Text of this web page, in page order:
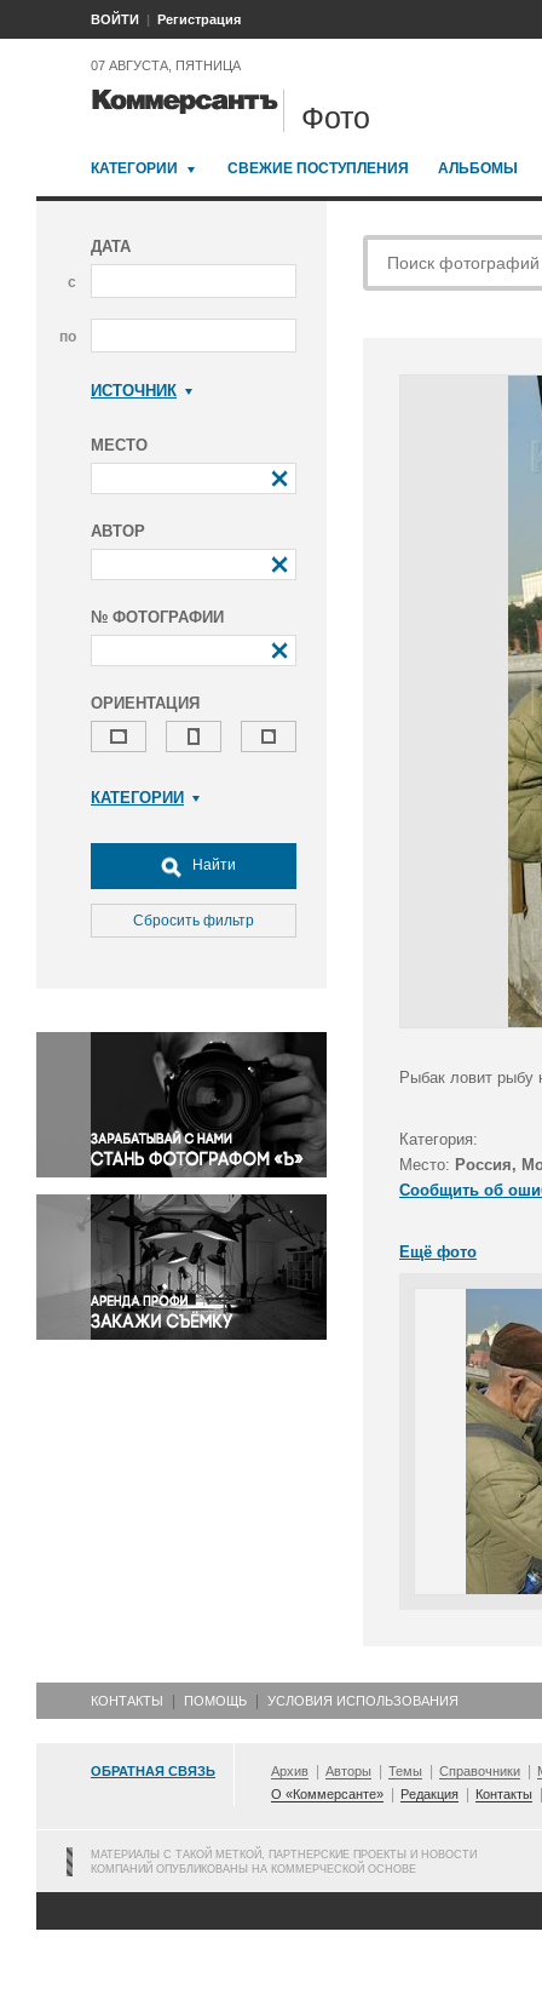
ВОЙТИ Регистрация
07 АВГУСТА, ПЯТНИЦА
Фото
КАТЕГОРИИ СВЕЖИЕ ПОСТУПЛЕНИЯ АЛЬБОМЫ
ДАТА
с
по
ИСТОЧНИК
МЕСТО
АВТОР
№ ФОТОГРАФИИ
ОРИЕНТАЦИЯ
КАТЕГОРИИ
Досуг, туризм и отдых
Культура
Медицина
Окружающая среда
Политика
Правосудие
Происшествия и конфликты
Религия
Светская жизнь
Спорт
Экология
Экономика и бизнес
Найти
Сбросить фильтр
Рыбак ловит рыбу
Категория:
Место: Россия,
Сообщить об
Ещё фото
КОНТАКТЫ ПОМОЩЬ УСЛОВИЯ ИСПОЛЬЗОВАНИЯ
ОБРАТНАЯ СВЯЗЬ Архив Авторы Темы Справочники
О «Коммерсанте»
Редакция Контакты
МАТЕРИАЛЫ С ТАКОЙ МЕТКОЙ, ПАРТНЕРСКИЕ ПРОЕКТЫ И НОВОСТИ
КОМПАНИЙ ОПУБЛИКОВАНЫ НА КОММЕРЧЕСКОЙ ОСНОВЕ